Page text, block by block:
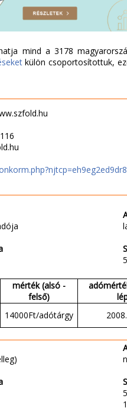
mind a 3178
külön csoportosítottuk,
mérték (alsó -
felső)
14000Ft/adótárgy